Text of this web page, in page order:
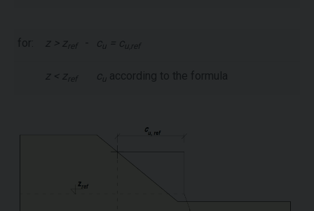
for: z > zref - c u = c u,ref
z < zref c u according to the formula